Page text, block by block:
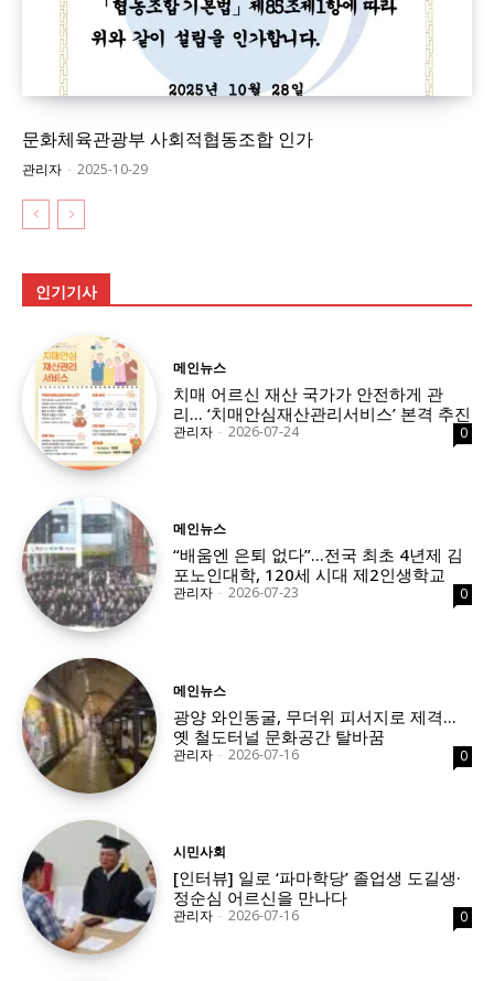
문화체육관광부 사회적협동조합 인가
관리자 - 2025-10-29
인기기사
메인뉴스
치매 어르신 재산 국가가 안전하게 관
리… ‘치매안심재산관리서비스’ 본격 추진
관리자 - 2026-07-24 0
메인뉴스
“배움엔 은퇴 없다”…전국 최초 4년제 김
포노인대학, 120세 시대 제2인생학교
관리자 - 2026-07-23 0
메인뉴스
광양 와인동굴, 무더위 피서지로 제격…
옛 철도터널 문화공간 탈바꿈
관리자 - 2026-07-16 0
시민사회
[인터뷰] 일로 ‘파마학당’ 졸업생 도길생·
정순심 어르신을 만나다
관리자 - 2026-07-16 0